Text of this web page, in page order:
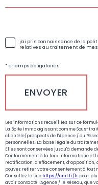
j'ai pris connaissance de la
relatives au traitement de
* champs obligatoires
ENVOYER
Les informations recueillies sur ce
La Boite Immo agissant comme Sous-
clientèle/prospects de l'Agence / du
personnelles. La base légale du
Elles sont conservées jusqu'à demande
Conformément à la loi « informatique et
rectification, d’effacement,
pouvez retirer votre consentement à tout
Consultez le site https://cnil.fr/fr pour
avoir contacté l'Agence / le Réseau, que